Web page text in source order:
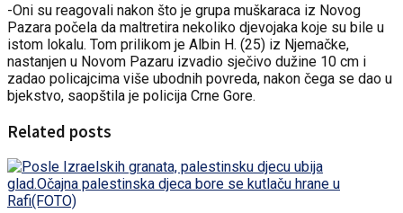
-Oni su reagovali nakon što je grupa muškaraca iz Novog
Pazara počela da maltretira nekoliko djevojaka koje su bile u
istom lokalu. Tom prilikom je Albin H. (25) iz Njemačke,
nastanjen u Novom Pazaru izvadio sječivo dužine 10 cm i
zadao policajcima više ubodnih povreda, nakon čega se dao u
bjekstvo, saopštila je policija Crne Gore.
Related posts